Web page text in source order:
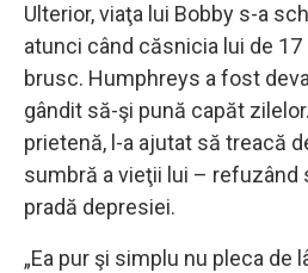
Ulterior, viaţa lui Bobby s-a
atunci când căsnicia lui de
brusc. Humphreys a fost
gândit să-şi pună capăt
prietenă, l-a ajutat să treacă
sumbră a vieţii lui – refuzând
pradă depresiei.
„Ea pur şi simplu nu pleca de